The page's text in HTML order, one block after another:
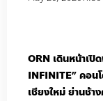
ORN เดินหน้าเปิ
INFINITE”คอน
เชียงใหม่ย่านช้า